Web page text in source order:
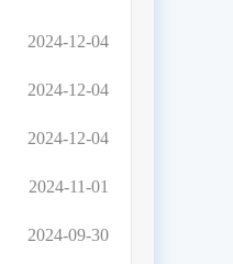
2024-12-04
2024-12-04
2024-12-04
2024-11-01
2024-09-30